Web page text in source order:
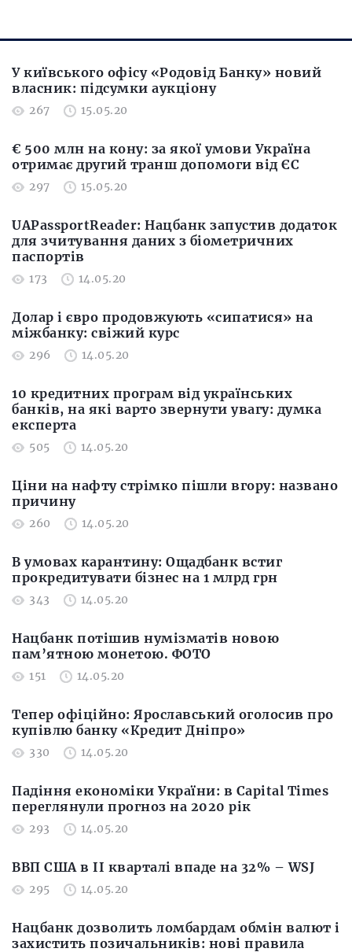
У київського офісу «Родовід Банку» новий
власник: підсумки аукціону
267 15.05.20
€ 500 млн на кону: за якої умови Україна
отримає другий транш допомоги від ЄС
297 15.05.20
UAPassportReader: Нацбанк запустив додаток
для зчитування даних з біометричних
паспортів
173 14.05.20
Долар і євро продовжують «сипатися» на
міжбанку: свіжий курс
296 14.05.20
10 кредитних програм від українських
банків, на які варто звернути увагу: думка
експерта
505 14.05.20
Ціни на нафту стрімко пішли вгору: названо
причину
260 14.05.20
В умовах карантину: Ощадбанк встиг
прокредитувати бізнес на 1 млрд грн
343 14.05.20
Нацбанк потішив нумізматів новою
пам’ятною монетою. ФОТО
151 14.05.20
Тепер офіційно: Ярославський оголосив про
купівлю банку «Кредит Дніпро»
330 14.05.20
Падіння економіки України: в Capital Times
переглянули прогноз на 2020 рік
293 14.05.20
ВВП США в II кварталі впаде на 32% – WSJ
295 14.05.20
Нацбанк дозволить ломбардам обмін валют і
захистить позичальників: нові правила